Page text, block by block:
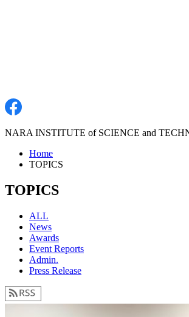
NARA INSTITUTE of SCIENCE and
Home
TOPICS
TOPICS
ALL
News
Awards
Event Reports
Admin.
Press Release